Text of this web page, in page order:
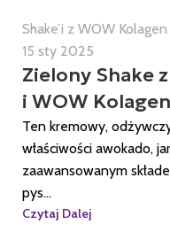
Shake’i z WOW Kolagen
15 sty 2025
Zielony Shake
i WOW Kolagen
Ten kremowy,
właściwości awokado,
zaawansowanym
pys...
Czytaj Dalej